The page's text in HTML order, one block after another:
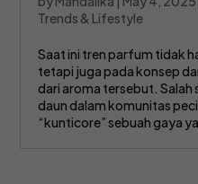
Trends & Lifestyle
Saat ini tren parfum tidak
tetapi juga pada konsep
dari aroma tersebut. Salah
daun dalam komunitas
“kunticore” sebuah gaya